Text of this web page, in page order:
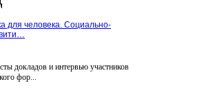
для человека. Социально-
докладов и интервью участников
фор...